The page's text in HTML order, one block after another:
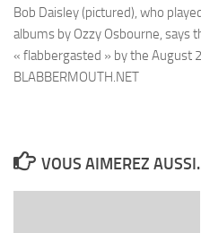
Bob Daisley (pictured), who
albums by Ozzy Osbourne, says
« flabbergasted » by the August
BLABBERMOUTH.NET
VOUS AIMEREZ